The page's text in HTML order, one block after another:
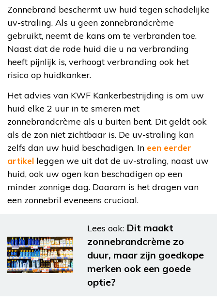
Zonnebrand beschermt uw huid tegen schadelijke
uv-straling. Als u geen zonnebrandcrème
gebruikt, neemt de kans om te verbranden toe.
Naast dat de rode huid die u na verbranding
heeft pijnlijk is, verhoogt verbranding ook het
risico op huidkanker.
Het advies van KWF Kankerbestrijding is om uw
huid elke 2 uur in te smeren met
zonnebrandcrème als u buiten bent. Dit geldt ook
als de zon niet zichtbaar is. De uv-straling kan
zelfs dan uw huid beschadigen. In een eerder
artikel leggen we uit dat de uv-straling, naast uw
huid, ook uw ogen kan beschadigen op een
minder zonnige dag. Daarom is het dragen van
een zonnebril eveneens cruciaal.
Lees ook: Dit maakt
zonnebrandcrème zo
duur, maar zijn goedkope
merken ook een goede
optie?